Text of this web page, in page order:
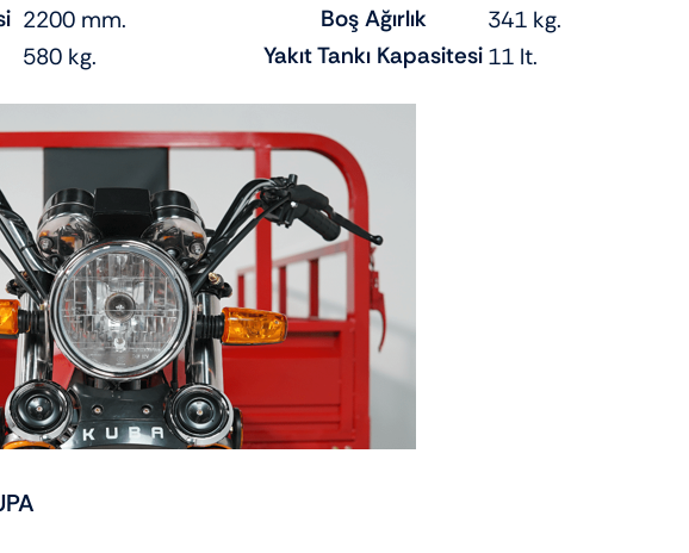
2200 mm. Boş Ağırlık
341 kg.
580 kg. Yakıt Tankı Kapasitesi 11 lt.